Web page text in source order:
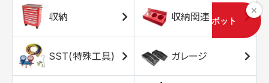
収納 収納関連
SST(特殊工具) ガレージ